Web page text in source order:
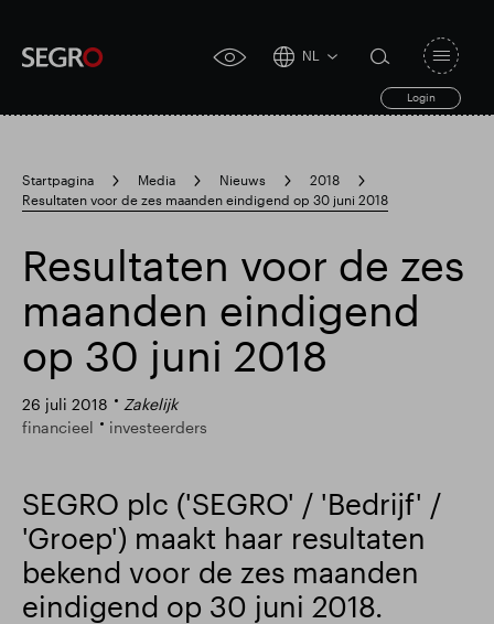
accessibility
NL
Login
search
form
Submit
search
Search
toggle
Startpagina Media Nieuws
2018
Resultaten voor de zes maanden eindigend op 30 juni 2018
Resultaten voor de zes
maanden eindigend
op 30 juni 2018
26 juli 2018
Zakelijk
financieel
investeerders
SEGRO plc ('SEGRO' / 'Bedrijf' /
'Groep') maakt haar resultaten
bekend voor de zes maanden
eindigend op 30 juni 2018.